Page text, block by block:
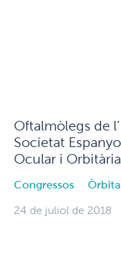
Oftalmòlegs de
Societat
Ocular i Orbitària
Congressos
24 de juliol de 2018